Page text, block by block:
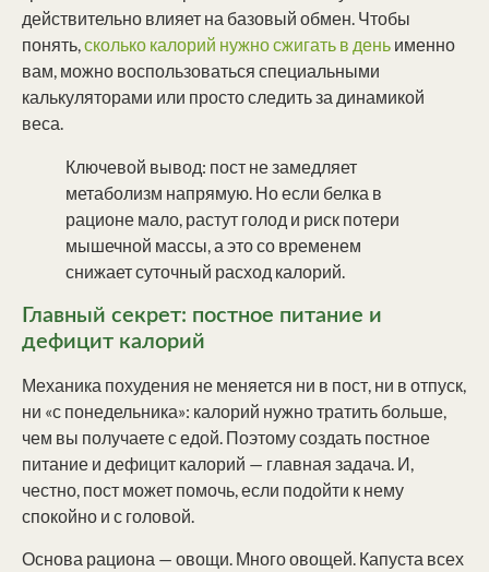
действительно влияет на базовый обмен. Чтобы
понять,сколько калорий нужно сжигать в день именно
вам, можно воспользоваться специальными
калькуляторами или просто следить за динамикой
веса.
Ключевой вывод: пост не замедляет
метаболизм напрямую. Но если белка в
рационе мало, растут голод и риск потери
мышечной массы, а это со временем
снижает суточный расход калорий.
Главный секрет: постное питание и
дефицит калорий
Механика похудения не меняется ни в пост, ни в отпуск,
ни «с понедельника»: калорий нужно тратить больше,
чем вы получаете с едой. Поэтому создать постное
питание и дефицит калорий — главная задача. И,
честно, пост может помочь, если подойти к нему
спокойно и с головой.
Основа рациона — овощи. Много овощей. Капуста всех